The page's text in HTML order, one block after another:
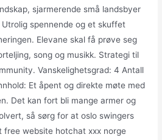
sjarmerende små landsbyer
spennende og et skuffet
Elevane skal få prøve seg
song og musikk. Strategi til
Vanskelighetsgrad: 4 Antall
Et åpent og direkte møte med
Det kan fort bli mange armer og
så sørg for at oslo swingers
free website hotchat xxx norge